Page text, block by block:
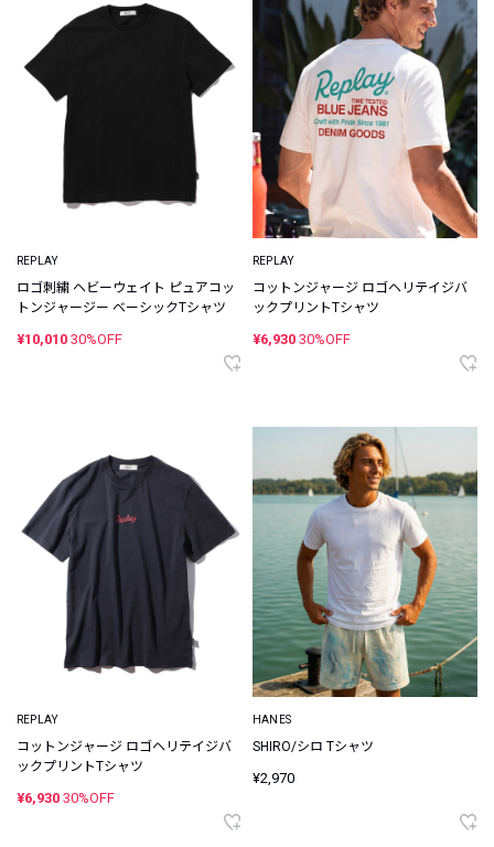
REPLAY
ロゴ刺繍 ヘビーウェイト ピュアコッ
トンジャージー ベーシックTシャツ
¥10,010 30%OFF
REPLAY
コットンジャージ ロゴヘリテイジバ
ックプリントTシャツ
¥6,930 30%OFF
REPLAY
コットンジャージ ロゴヘリテイジバ
ックプリントTシャツ
¥6,930 30%OFF
HANES
SHIRO/シロ Tシャツ
¥2,970